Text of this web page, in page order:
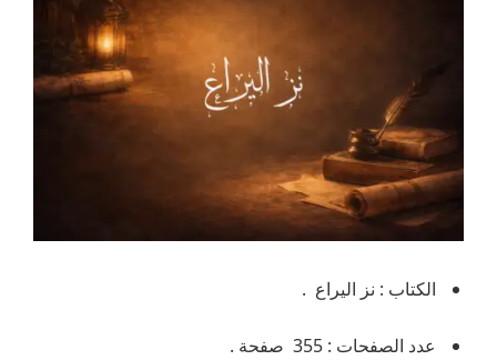
الكتاب : نز اليراع .
عدد الصفحات : 355 صفحة .